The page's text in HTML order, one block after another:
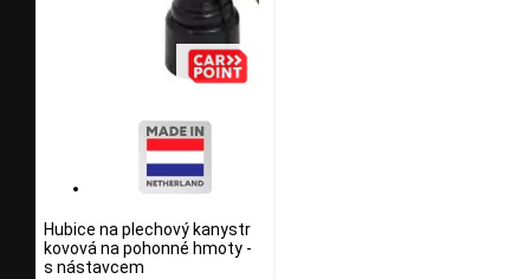
Hubice na plechový kanystr
kovová na pohonné hmoty -
s nástavcem